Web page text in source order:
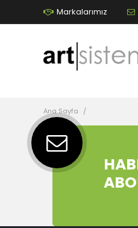
Markalarımız
Ana Sayfa